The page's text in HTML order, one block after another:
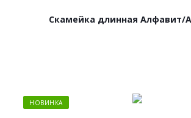
Скамейка длинная Алфавит/
НОВИНКА